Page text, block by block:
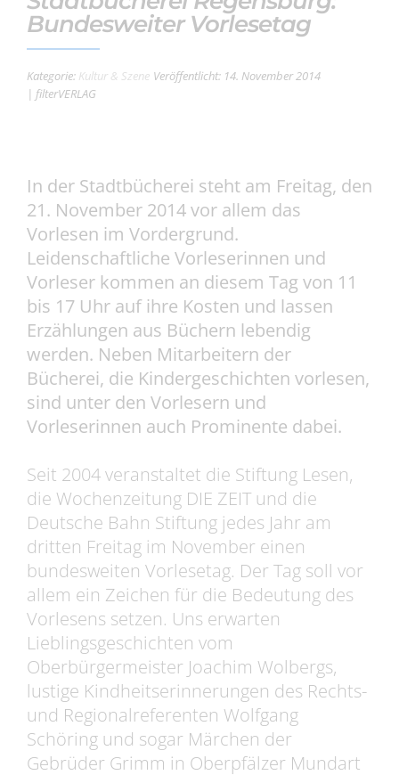
Bundesweiter Vorlesetag
Kategorie: Kultur & Szene Veröffentlicht: 14. November 2014
| filterVERLAG
In der Stadtbücherei steht am Freitag, den
21. November 2014 vor allem das
Vorlesen im Vordergrund.
Leidenschaftliche Vorleserinnen und
Vorleser kommen an diesem Tag von 11
bis 17 Uhr auf ihre Kosten und lassen
Erzählungen aus Büchern lebendig
werden. Neben Mitarbeitern der
Bücherei, die Kindergeschichten vorlesen,
sind unter den Vorlesern und
Vorleserinnen auch Prominente dabei.
Seit 2004 veranstaltet die Stiftung Lesen,
die Wochenzeitung DIE ZEIT und die
Deutsche Bahn Stiftung jedes Jahr am
dritten Freitag im November einen
bundesweiten Vorlesetag. Der Tag soll vor
allem ein Zeichen für die Bedeutung des
Vorlesens setzen. Uns erwarten
Lieblingsgeschichten vom
Oberbürgermeister Joachim Wolbergs,
lustige Kindheitserinnerungen des Rechts-
und Regionalreferenten Wolfgang
Schöring und sogar Märchen der
Gebrüder Grimm in Oberpfälzer Mundart